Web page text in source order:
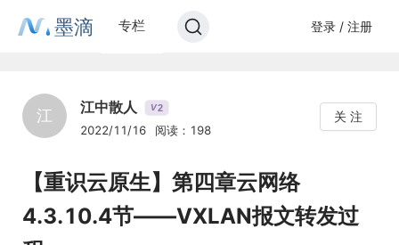
墨滴 专栏 登录 / 注册
江 江中散人 V2
2022/11/16 阅读：198
关 注
【重识云原生】第四章云网络
4.3.10.4节——VXLAN报文转发过